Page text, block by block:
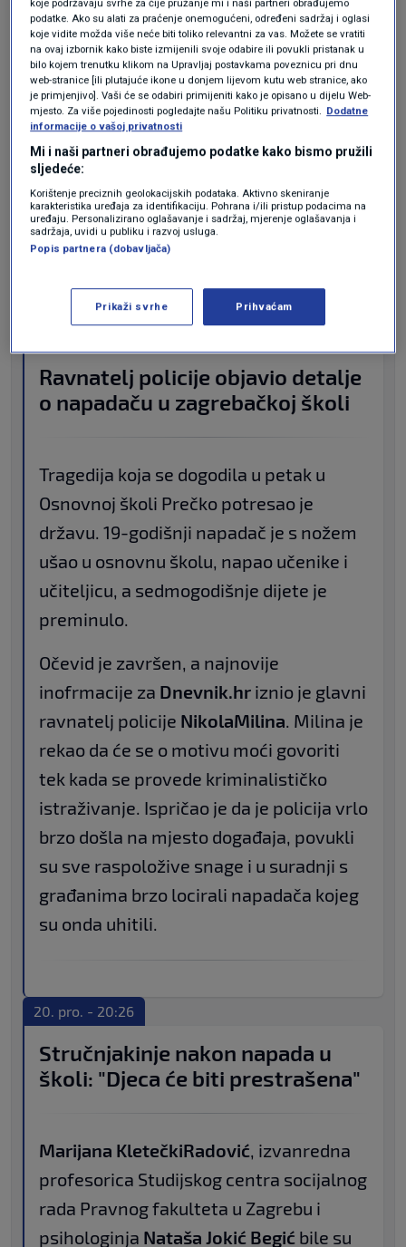
liječenja.
“Neprekidno sam u komunikaciji s
ravnateljima i djelatnicima u bolnicama.
I Ozlijeđeni su hemodinamski stabilno –
tj. izvan su životne opasnosti. O njima
dobro brinu timovi u bolnicama”, kazala
je ministricaIrena HrstićzaHRT.
Više čitajteOVDJE
Ravnatelj policije objavio detalje
o napadaču u zagrebačkoj školi
Tragedija koja se dogodila u petak u
Osnovnoj školi Prečko potresao je
državu. 19-godišnji napadač je s nožem
ušao u osnovnu školu, napao učenike i
učiteljicu, a sedmogodišnje dijete je
preminulo.
Očevid je završen, a najnovije
inofrmacije za Dnevnik.hr iznio je glavni
ravnatelj policije NikolaMilina. Milina je
rekao da će se o motivu moći govoriti
tek kada se provede kriminalističko
istraživanje. Ispričao je da je policija vrlo
brzo došla na mjesto događaja, povukli
su sve raspoložive snage i u suradnji s
građanima brzo locirali napadača kojeg
su onda uhitili.
20. pro. - 20:26
Stručnjakinje nakon napada u
školi: "Djeca će biti prestrašena"
Marijana KletečkiRadović, izvanredna
profesorica Studijskog centra socijalnog
rada Pravnog fakulteta u Zagrebu i
psihologinja Nataša Jokić Begić bile su
koje podržavaju svrhe za čije pružanje mi i naši partneri obrađujemo
podatke. Ako su alati za praćenje onemogućeni, određeni sadržaj i oglasi
koje vidite možda više neće biti toliko relevantni za vas. Možete se vratiti
na ovaj izbornik kako biste izmijenili svoje odabire ili povukli pristanak u
bilo kojem trenutku klikom na Upravljaj postavkama poveznicu pri dnu
web-stranice [ili plutajuće ikone u donjem lijevom kutu web stranice, ako
je primjenjivo]. Vaši će se odabiri primijeniti kako je opisano u dijelu Web-
mjesto. Za više pojedinosti pogledajte našu Politiku privatnosti. Dodatne
informacije o vašoj privatnosti
Mi i naši partneri obrađujemo podatke kako bismo pružili
sljedeće:
Korištenje preciznih geolokacijskih podataka. Aktivno skeniranje
karakteristika uređaja za identifikaciju. Pohrana i/ili pristup podacima na
uređaju. Personalizirano oglašavanje i sadržaj, mjerenje oglašavanja i
sadržaja, uvidi u publiku i razvoj usluga.
Popis partnera (dobavljača)
Prikaži svrhe Prihvaćam